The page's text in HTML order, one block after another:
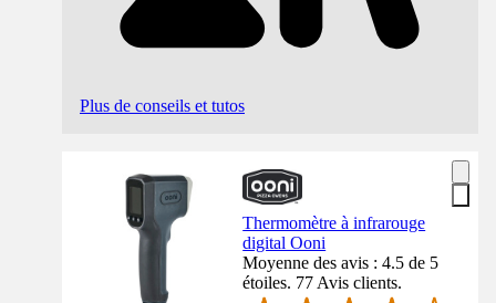
Plus de conseils et tutos
Thermomètre à infrarouge
digital Ooni
Moyenne des avis : 4.5 de 5
étoiles. 77 Avis clients.